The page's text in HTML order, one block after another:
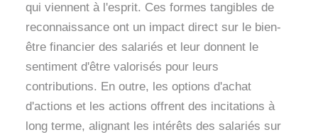
qui viennent à l'esprit. Ces formes tangibles de
reconnaissance ont un impact direct sur le bien-
être financier des salariés et leur donnent le
sentiment d'être valorisés pour leurs
contributions. En outre, les options d'achat
d'actions et les actions offrent des incitations à
long terme, alignant les intérêts des salariés sur